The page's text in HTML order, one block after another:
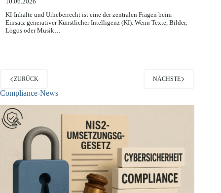
10.06.2026
KI-Inhalte und Urheberrecht ist eine der zentralen Fragen beim
Einsatz generativer Künstlicher Intelligenz (KI). Wenn Texte, Bilder,
ZURÜCK
Compliance-News